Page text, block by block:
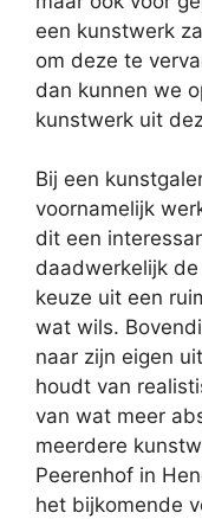
een kunstwerk
om deze te
dan kunnen we
kunstwerk uit
Bij een
voornamelijk
dit een
daadwerkelijk
keuze uit een
wat wils.
naar zijn eigen
houdt van
van wat meer
meerdere
Peerenhof in
het bijkomende